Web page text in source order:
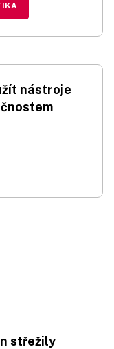
nástroje
střežily